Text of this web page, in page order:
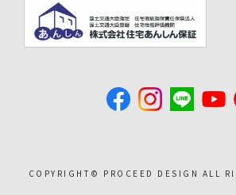
COPYRIGHT©︎ PROCEED DESIGN ALL